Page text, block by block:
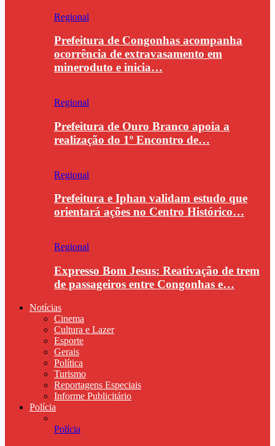
Regional
Prefeitura de Congonhas acompanha
ocorrência de extravasamento em
mineroduto e inicia…
Regional
Prefeitura de Ouro Branco apoia a
realização do 1º Encontro de…
Regional
Prefeitura e Iphan validam estudo que
orientará ações no Centro Histórico…
Regional
Expresso Bom Jesus: Reativação de trem
de passageiros entre Congonhas e…
Notícias
Cinema
Cultura e Lazer
Esporte
Gerais
Política
Turismo
Reportagens Especiais
Informe Publicitário
Polícia
Polícia